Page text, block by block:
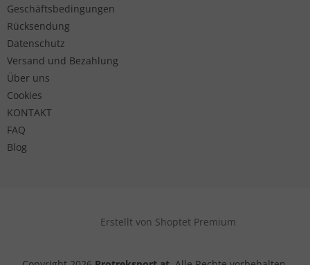
Geschäftsbedingungen
Rücksendung
Datenschutz
Versand und Bezahlung
Über uns
Cookies
KONTAKT
FAQ
Blog
Erstellt von Shoptet Premium